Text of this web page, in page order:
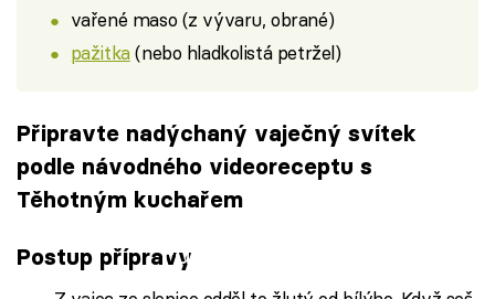
vařené maso (z vývaru, obrané)
pažitka(nebo hladkolistá petržel)
Připravte nadýchaný vaječný svítek
podle návodného videoreceptu s
Těhotným kuchařem
Failed to fetch
Postup přípravy